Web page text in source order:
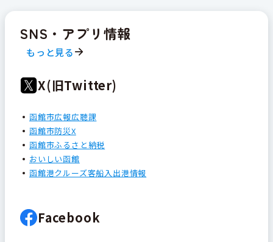
SNS・アプリ情報
もっと見る
X(旧Twitter)
函館市広報広聴課
函館市防災X
函館市ふるさと納税
おいしい函館
函館港クルーズ客船入出港情報
Facebook